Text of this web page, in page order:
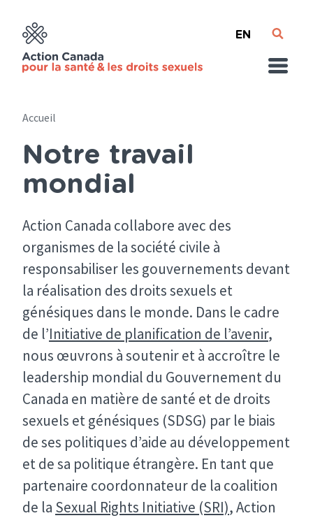
content
English
Breadcrumb
Accueil
Notre travail
mondial
Action Canada collabore avec des
organismes de la société civile à
responsabiliser les gouvernements devant
la réalisation des droits sexuels et
génésiques dans le monde. Dans le cadre
de l’Initiative de planification de l’avenir,
nous œuvrons à soutenir et à accroître le
leadership mondial du Gouvernement du
Canada en matière de santé et de droits
sexuels et génésiques (SDSG) par le biais
de ses politiques d’aide au développement
et de sa politique étrangère. En tant que
partenaire coordonnateur de la coalition
de la Sexual Rights Initiative (SRI), Action